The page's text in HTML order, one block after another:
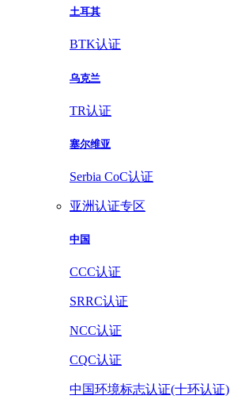
土耳其
BTK认证
乌克兰
TR认证
塞尔维亚
Serbia CoC认证
亚洲认证专区
中国
CCC认证
SRRC认证
NCC认证
CQC认证
中国环境标志认证(十环认证)